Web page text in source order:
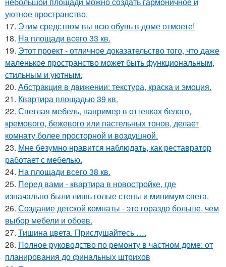
уютное пространство.
17. Этим средством вы всю обувь в доме отмоете!
18. На площади всего 33 кв.
19. Этот проект - отличное доказательство того, что даже
маленькое пространство может быть функциональным,
стильным и уютным.
20. Абстракция в движении: текстура, краска и эмоция.
21. Квартира площадью 39 кв.
22. Светлая мебель, например в оттенках белого,
кремового, бежевого или пастельных тонов, делает
комнату более просторной и воздушной.
23. Мне безумно нравится наблюдать, как реставратор
работает с мебелью.
24. На площади всего 38 кв.
25. Перед вами - квартира в новостройке, где
изначально были лишь голые стены и минимум света.
26. Создание детской комнаты - это гораздо больше, чем
выбор мебели и обоев.
27. Тишина цвета. Прислушайтесь ….
28. Полное руководство по ремонту в частном доме: от
планирования до финальных штрихов